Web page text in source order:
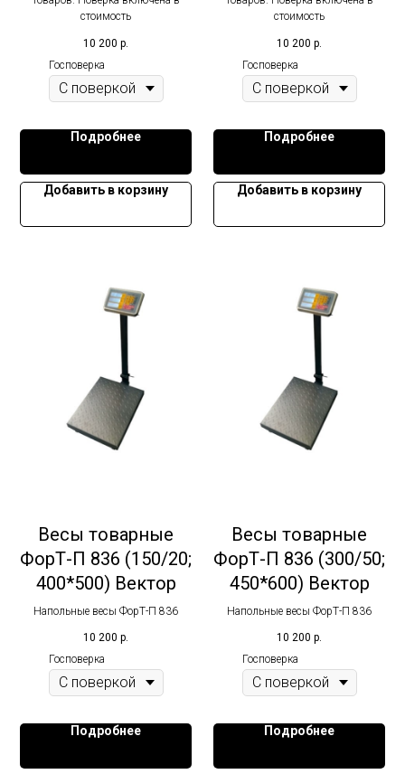
стоимость
10 200 р.
Госповерка
Подробнее
Добавить в корзину
стоимость
10 200 р.
Госповерка
Подробнее
Добавить в корзину
Весы товарные
ФорТ-П 836 (150/20;
400*500) Вектор
Напольные весы ФорТ-П 836
10 200 р.
Госповерка
Подробнее
Весы товарные
ФорТ-П 836 (300/50;
450*600) Вектор
Напольные весы ФорТ-П 836
10 200 р.
Госповерка
Подробнее